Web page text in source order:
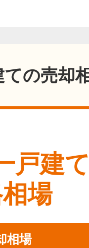
の売却
戸建
場
相場